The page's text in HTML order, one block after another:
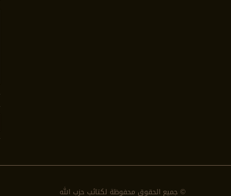
© جمیع الحقوق محفوظة لكتائب حزب الله